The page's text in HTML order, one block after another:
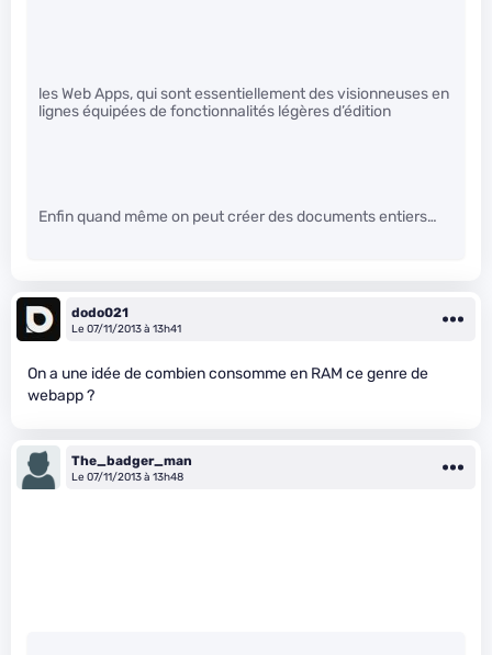
les Web Apps, qui sont essentiellement des visionneuses en
lignes équipées de fonctionnalités légères d’édition
Enfin quand même on peut créer des documents entiers…
dodo021
Le 07/11/2013 à 13h41
On a une idée de combien consomme en RAM ce genre de
webapp ?
The_badger_man
Le 07/11/2013 à 13h48